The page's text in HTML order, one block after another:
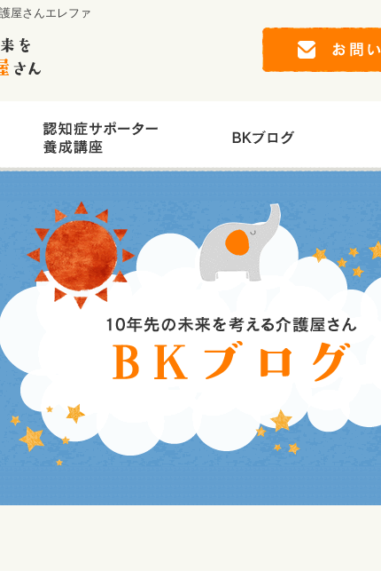
屋さんエレファ